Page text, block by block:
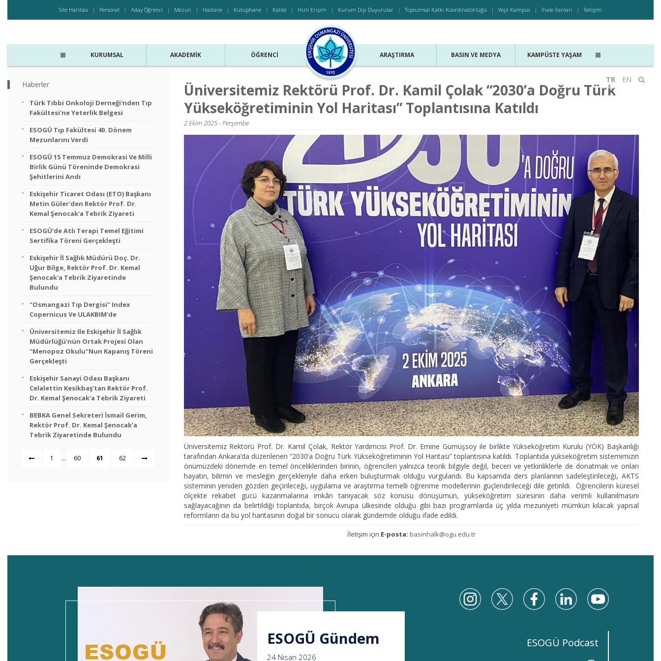
Site Haritası Personel Aday Öğrenci Mezun Hastane Kütüphane Kalite Hızlı Erişim Kurum Dışı Duyurular Toplumsal Katkı Koordinatörlüğü Yeşil Kampüs İhale İlanları İletişim
TR EN
KURUMSAL AKADEMIK ÖĞRENCI ARAŞTIRMA BASIN VE MEDYA KAMPÜSTE YAŞAM
Üniversitemiz Rektörü Prof. Dr. Kamil Çolak “2030’a Doğru Türk
Yükseköğretiminin Yol Haritası” Toplantısına Katıldı
2 Ekim 2025 - Perşembe
Üniversitemiz Rektörü Prof. Dr. Kamil Çolak, Rektör Yardımcısı Prof. Dr. Emine Gümüşsoy ile birlikte Yükseköğretim Kurulu (YÖK) Başkanlığı
tarafından Ankara’da düzenlenen “2030’a Doğru Türk Yükseköğretiminin Yol Haritası” toplantısına katıldı. Toplantıda yükseköğretim sistemimizin
önümüzdeki dönemde en temel önceliklerinden birinin, öğrencileri yalnızca teorik bilgiyle değil, beceri ve yetkinliklerle de donatmak ve onları
hayatın, bilimin ve mesleğin gerçekleriyle daha erken buluşturmak olduğu vurgulandı. Bu kapsamda ders planlarının sadeleştirileceği, AKTS
sisteminin yeniden gözden geçirileceği, uygulama ve araştırma temelli öğrenme modellerinin güçlendirileceği dile getirildi. Öğrencilerin küresel
ölçekte rekabet gücü kazanmalarına imkân tanıyacak söz konusu dönüşümün, yükseköğretim süresinin daha verimli kullanılmasını
sağlayacağının da belirtildiği toplantıda, birçok Avrupa ülkesinde olduğu gibi bazı programlarda üç yılda mezuniyeti mümkün kılacak yapısal
reformların da bu yol haritasının doğal bir sonucu olarak gündemde olduğu ifade edildi.
İletişim için E-posta: basinhalk@ogu.edu.tr
Haberler
Türk Tıbbi Onkoloji Derneği'nden Tıp
Fakültesi'ne Yeterlik Belgesi
ESOGÜ Tıp Fakültesi 40. Dönem
Mezunlarını Verdi
ESOGÜ 15 Temmuz Demokrasi Ve Milli
Birlik Günü Töreninde Demokrasi
Şehitlerini Andı
Eskişehir Ticaret Odası (ETO) Başkanı
Metin Güler'den Rektör Prof. Dr.
Kemal Şenocak'a Tebrik Ziyareti
ESOGÜ'de Atlı Terapi Temel Eğitimi
Sertifika Töreni Gerçekleşti
Eskişehir İl Sağlık Müdürü Doç. Dr.
Uğur Bilge, Rektör Prof. Dr. Kemal
Şenocak'a Tebrik Ziyaretinde
Bulundu
"Osmangazi Tıp Dergisi" Index
Copernicus Ve ULAKBIM'de
Üniversitemiz Ile Eskişehir İl Sağlık
Müdürlüğü'nün Ortak Projesi Olan
"Menopoz Okulu"nun Kapanış Töreni
Gerçekleşti
Eskişehir Sanayi Odası Başkanı
Celalettin Kesikbaş'tan Rektör Prof.
Dr. Kemal Şenocak'a Tebrik Ziyareti
BEBKA Genel Sekreteri İsmail Gerim,
Rektör Prof. Dr. Kemal Şenocak’a
Tebrik Ziyaretinde Bulundu
1 ... 60 61 62
ESOGÜ Gündem
24 Nisan 2026
ESOGÜ Podcast